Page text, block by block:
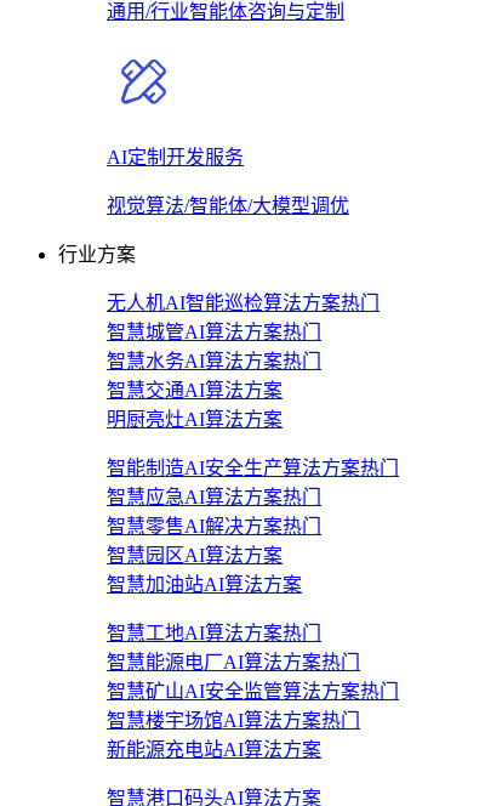
通用/行业智能体咨询与定制
AI定制开发服务
视觉算法/智能体/大模型调优
行业方案
无人机AI智能巡检算法方案热门
智慧城管AI算法方案热门
智慧水务AI算法方案热门
智慧交通AI算法方案
明厨亮灶AI算法方案
智能制造AI安全生产算法方案热门
智慧应急AI算法方案热门
智慧零售AI解决方案热门
智慧园区AI算法方案
智慧加油站AI算法方案
智慧工地AI算法方案热门
智慧能源电厂AI算法方案热门
智慧矿山AI安全监管算法方案热门
智慧楼宇场馆AI算法方案热门
新能源充电站AI算法方案
智慧港口码头AI算法方案